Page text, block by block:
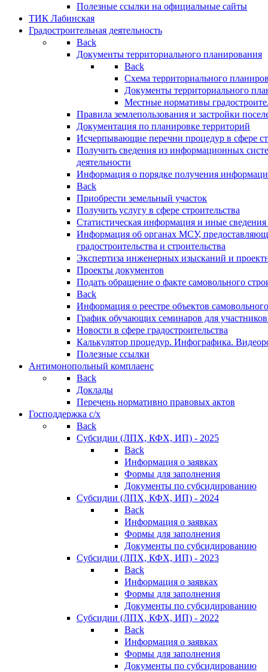
Полезные ссылки на официальные сайты
ТИК Лабинская
Градостроительная деятельность
Back
Документы территориального планирования
Back
Схема территориального
Документы территориального
Местные нормативы
Правила землепользования и застройки
Документация по планировке территорий
Исчерпывающие перечни процедур в сфере
Получить сведения из информационных
деятельности
Информация о порядке получения
Back
Приобрести земельный участок
Получить услугу в сфере строительства
Статистическая информация и иные сведения
Информация об органах МСУ,
градостроительства и строительства
Экспертиза инженерных изысканий и
Проекты документов
Подать обращение о факте самовольного
Back
Информация о реестре объектов
График обучающих семинаров для участников
Новости в сфере градостроительства
Калькулятор процедур. Инфографика.
Полезные ссылки
Антимонопольный комплаенс
Back
Доклады
Перечень нормативно правовых актов
Господдержка с/х
Back
Субсидии (ЛПХ, КФХ, ИП) - 2025
Back
Информация о заявках
Формы для заполнения
Документы по субсидированию
Субсидии (ЛПХ, КФХ, ИП) - 2024
Back
Информация о заявках
Формы для заполнения
Документы по субсидированию
Субсидии (ЛПХ, КФХ, ИП) - 2023
Back
Информация о заявках
Формы для заполнения
Документы по субсидированию
Субсидии (ЛПХ, КФХ, ИП) - 2022
Back
Информация о заявках
Формы для заполнения
Документы по субсидированию